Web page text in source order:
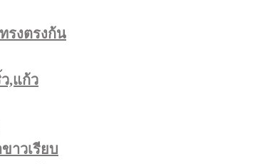
รงตรงก้น
,แก้ว
าวเรียบ